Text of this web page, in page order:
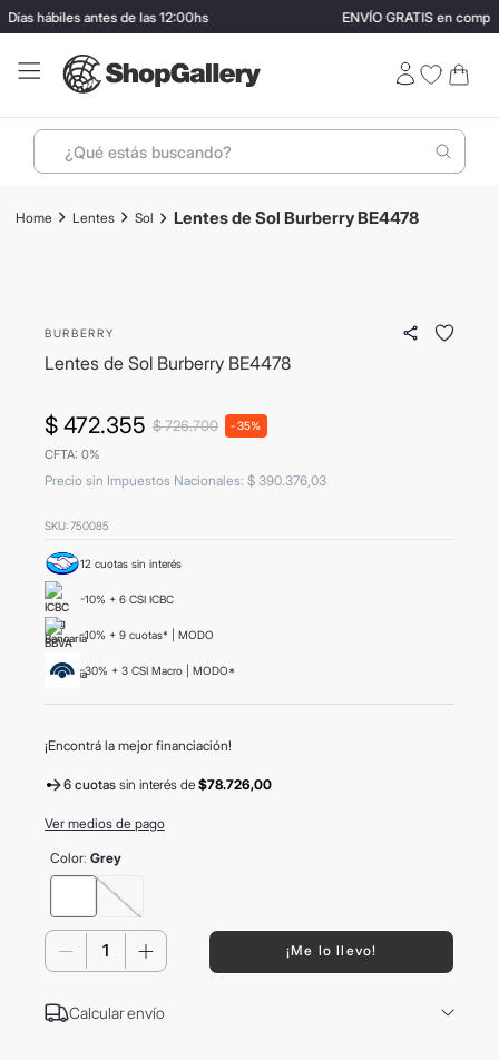
hábiles antes de las 12:00hs ENVÍO GRATIS en
¿Qué estás buscando?
Lentes Sol Lentes de Sol Burberry BE4478
BURBERRY
Lentes de Sol Burberry BE4478
$ 472.355 $726.700 -35%
CFTA: 0%
Precio sin Impuestos Nacionales: $ 390.376, 03
SKU:750085
12 cuotas sin interés
-10% + 6 CSI ICBC
-10% + 9 cuotas* | MODO
-30% + 3 CSI Macro | MODO*
¡Encontrá la mejor financiación!
6 cuotas sin interésde $78.726,00
Ver medios de pago
Color: Grey
＋
－ ¡Me lo llevo!
Calcular envío
4. ray ban
6. bressia
7. hugo boss
9
10. carolina herrera